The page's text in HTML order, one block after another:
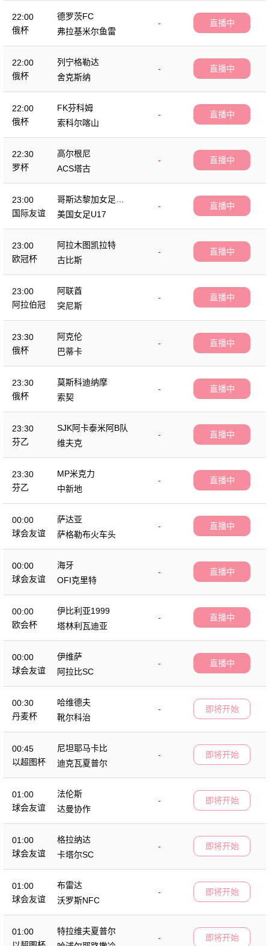
22:00
俄杯
德罗茨FC
-
弗拉基米尔鱼雷
直播中
22:00
俄杯
列宁格勒达
-
舍克斯纳
直播中
22:00
俄杯
FK芬科姆
-
索科尔喀山
直播中
22:30
罗杯
高尔根尼
-
ACS塔古
直播中
23:00
国际友谊
哥斯达黎加女足U1
7
-
美国女足U17
直播中
23:00
欧冠杯
阿拉木图凯拉特
-
古比斯
直播中
23:00
阿拉伯冠
阿联酋
-
突尼斯
直播中
23:30
俄杯
阿克伦
-
巴蒂卡
直播中
23:30
俄杯
莫斯科迪纳摩
-
索契
直播中
23:30
芬乙
SJK阿卡泰米阿B队
-
维夫克
直播中
23:30
芬乙
MP米克力
-
中新地
直播中
00:00
球会友谊
萨达亚
-
萨格勒布火车头
直播中
00:00
球会友谊
海牙
-
OFI克里特
直播中
00:00
欧会杯
伊比利亚1999
-
塔林利瓦迪亚
直播中
00:00
球会友谊
伊维萨
-
阿拉比SC
直播中
00:30
丹麦杯
哈维德夫
-
靴尔科治
即将开始
00:45
以超图杯
尼坦耶马卡比
-
迪克瓦夏普尔
即将开始
01:00
球会友谊
法伦斯
-
达曼协作
即将开始
01:00
球会友谊
格拉纳达
-
卡塔尔SC
即将开始
01:00
球会友谊
布雷达
-
沃罗斯NFC
即将开始
01:00
特拉维夫夏普尔
-
即将开始